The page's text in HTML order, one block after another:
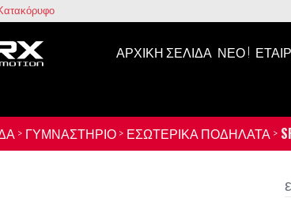
ΑΡΧΙΚΉ ΣΕΛΊΔΑ ΝΕΟ !
> ΓΥΜΝΑΣΤΉΡΙΟ > ΕΣΩΤΕΡΙΚΆ ΠΟΔΉΛΑΤΑ >